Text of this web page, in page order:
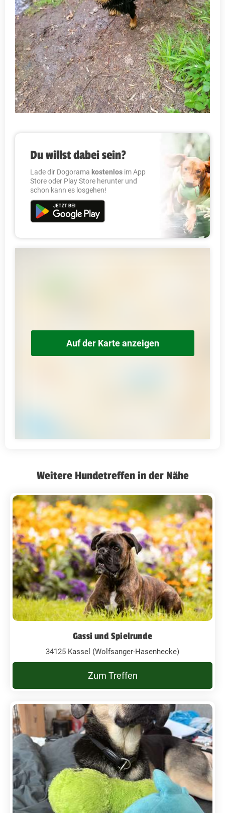
Du willst dabei sein?
Lade dir Dogorama kostenlos im App
Store oder Play Store herunter und
schon kann es losgehen!
Auf der Karte anzeigen
Weitere Hundetreffen in der Nähe
Gassi und Spielrunde
34125 Kassel (Wolfsanger-Hasenhecke)
Zum Treffen